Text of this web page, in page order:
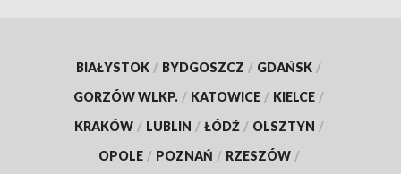
BIAŁYSTOK / BYDGOSZCZ / GDAŃSK /
GORZÓW WLKP. / KATOWICE / KIELCE /
KRAKÓW / LUBLIN / ŁÓDŹ / OLSZTYN /
OPOLE / POZNAŃ / RZESZÓW /